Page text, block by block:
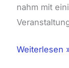
nahm mit
Weiterlesen